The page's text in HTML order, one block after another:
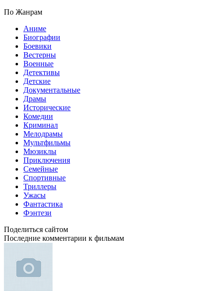
По Жанрам
Аниме
Биографии
Боевики
Вестерны
Военные
Детективы
Детские
Документальные
Драмы
Исторические
Комедии
Криминал
Мелодрамы
Мультфильмы
Мюзиклы
Приключения
Семейные
Спортивные
Триллеры
Ужасы
Фантастика
Фэнтези
Поделиться сайтом
Последние комментарии к фильмам